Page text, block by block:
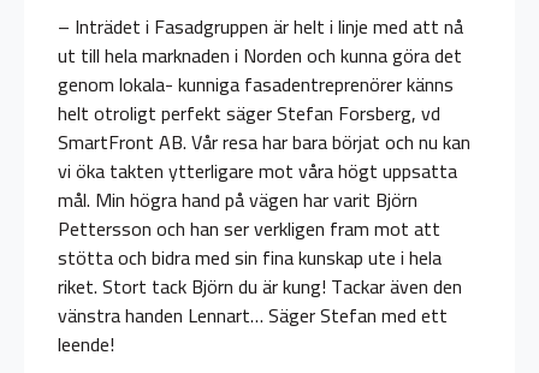
– Inträdet i Fasadgruppen är helt i linje med att nå
ut till hela marknaden i Norden och kunna göra det
genom lokala- kunniga fasadentreprenörer känns
helt otroligt perfekt säger Stefan Forsberg, vd
SmartFront AB. Vår resa har bara börjat och nu kan
vi öka takten ytterligare mot våra högt uppsatta
mål. Min högra hand på vägen har varit Björn
Pettersson och han ser verkligen fram mot att
stötta och bidra med sin fina kunskap ute i hela
riket. Stort tack Björn du är kung! Tackar även den
vänstra handen Lennart… Säger Stefan med ett
leende!